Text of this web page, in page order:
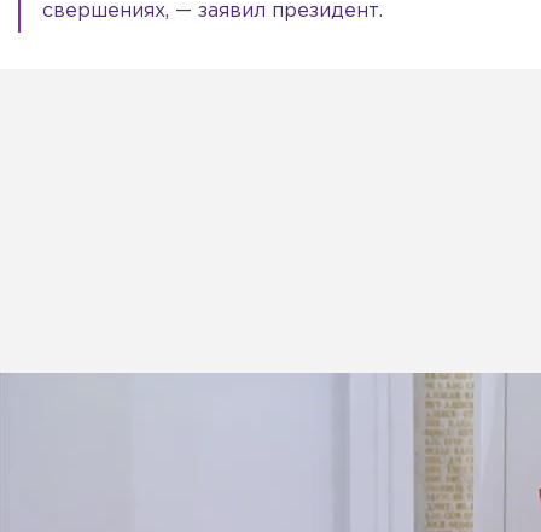
свершениях, — заявил президент.